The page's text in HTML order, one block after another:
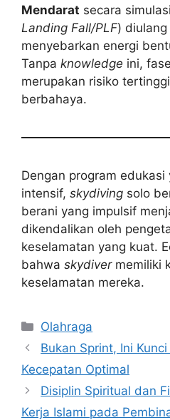
Mendarat secara
Landing Fall/PLF) diulang
menyebarkan energi
Tanpa knowledge ini,
merupakan risiko
berbahaya.
Dengan program
intensif, skydiving solo
berani yang impulsif
dikendalikan oleh
keselamatan yang kuat.
bahwa skydivermemiliki
keselamatan mereka.
Kategori
Olahraga
Bukan Sprint, Ini
Kecepatan Optimal
Disiplin Spiritual dan
Kerja Islami pada